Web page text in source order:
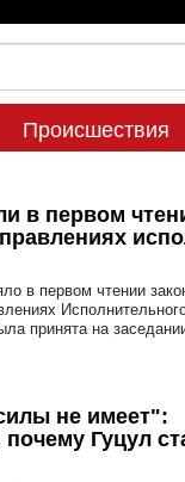
Происшествия
в первом
в первом чтении
принята на
не имеет":
Гуцул